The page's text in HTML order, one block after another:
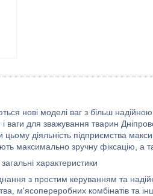
нові моделі ваг з більш
ваги для зважування тварин
діяльність підприємства
максимально зручну фіксацію, а
характеристики
з простим керуванням та
м'ясопереробних комбінатів та